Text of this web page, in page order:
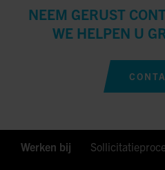
NEEM GERUST
WE HELPEN U
Werken bij